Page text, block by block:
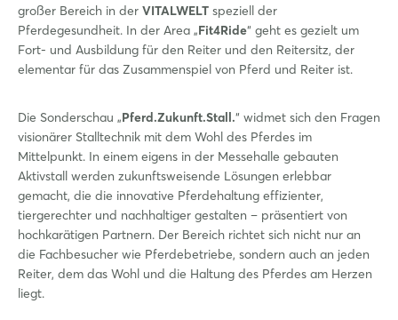
großer Bereich in der VITALWELT speziell der
Pferdegesundheit. In der Area „Fit4Ride“ geht es gezielt um
Fort- und Ausbildung für den Reiter und den Reitersitz, der
elementar für das Zusammenspiel von Pferd und Reiter ist.
Die Sonderschau „Pferd.Zukunft.Stall.“ widmet sich den Fragen
visionärer Stalltechnik mit dem Wohl des Pferdes im
Mittelpunkt. In einem eigens in der Messehalle gebauten
Aktivstall werden zukunftsweisende Lösungen erlebbar
gemacht, die die innovative Pferdehaltung effizienter,
tiergerechter und nachhaltiger gestalten – präsentiert von
hochkarätigen Partnern. Der Bereich richtet sich nicht nur an
die Fachbesucher wie Pferdebetriebe, sondern auch an jeden
Reiter, dem das Wohl und die Haltung des Pferdes am Herzen
liegt.